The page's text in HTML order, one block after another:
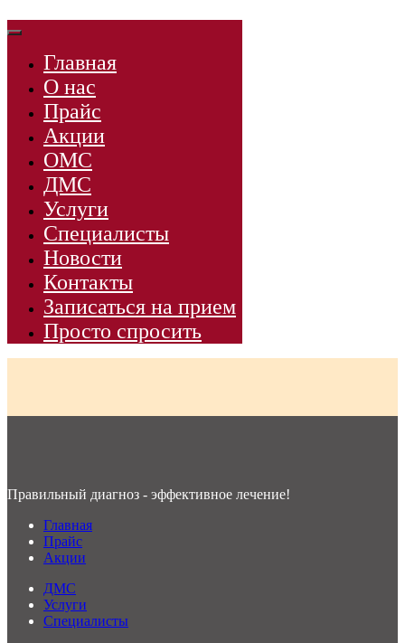
Главная
О нас
Прайс
Акции
ОМС
ДМС
Услуги
Специалисты
Новости
Контакты
Записаться на прием
Просто спросить
Правильный диагноз - эффективное лечение!
Главная
Прайс
Акции
ДМС
Услуги
Специалисты